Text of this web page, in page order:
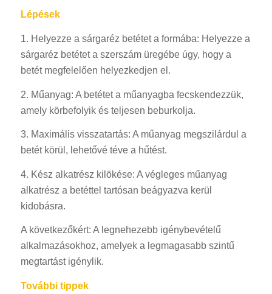
Lépések
1. Helyezze a sárgaréz betétet a formába: Helyezze a
sárgaréz betétet a szerszám üregébe úgy, hogy a
betét megfelelően helyezkedjen el.
2. Műanyag: A betétet a műanyagba fecskendezzük,
amely körbefolyik és teljesen beburkolja.
3. Maximális visszatartás: A műanyag megszilárdul a
betét körül, lehetővé téve a hűtést.
4. Kész alkatrész kilökése: A végleges műanyag
alkatrész a betéttel tartósan beágyazva kerül
kidobásra.
A következőkért: A legnehezebb igénybevételű
alkalmazásokhoz, amelyek a legmagasabb szintű
megtartást igénylik.
További tippek